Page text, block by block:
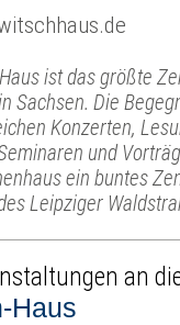
ist das größte
Sachsen. Die
Konzerten,
und
ein buntes
Leipziger
an
Haus